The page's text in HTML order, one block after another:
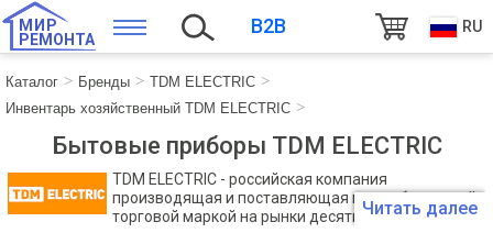
МИР
РЕМОНТА
B2B RU
Каталог Бренды
TDM ELECTRIC
Инвентарь хозяйственный TDM ELECTRIC
Бытовые приборы TDM ELECTRIC
TDM ЕLECTRIC - российская компания
производящая и поставляющая под собственной
торговой маркой на рынки десятка стран широкий
Читать далее